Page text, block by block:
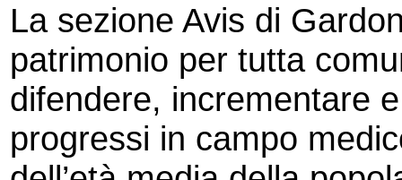
La sezione Avis di
patrimonio per tutta
difendere, incrementare
progressi in campo